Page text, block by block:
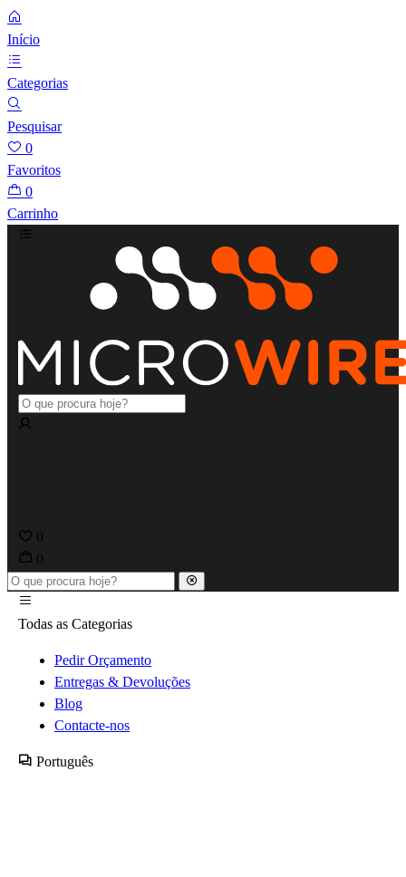
Início
Categorias
Pesquisar
0
Favoritos
0
Carrinho
0
0
Todas as Categorias
Pedir Orçamento
Entregas & Devoluções
Blog
Contacte-nos
Português